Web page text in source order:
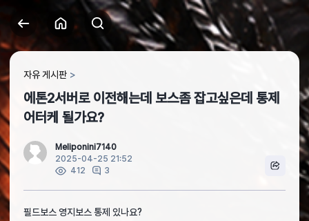
자유 게시판
에톤2서버로 이전해는데 보스좀 잡고싶은데 통제
어터케 될가요?
Meliponini7140
2025-04-25 21:52
412
3
필드보스 영지보스 통제 있나요?